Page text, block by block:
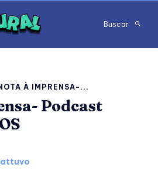
Buscar
À IMPRENSA-...
Podcast